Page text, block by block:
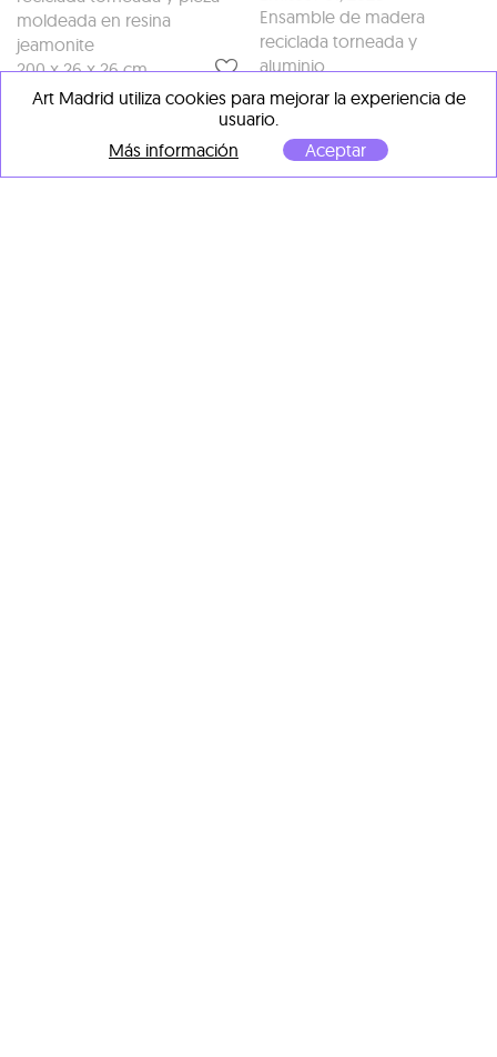
moldeada en resina
jeamonite
200 x 26 x 26 cm
Ensamble de madera
reciclada torneada y
aluminio
202 x 26 x 26 cm
Art Madrid utiliza cookies para mejorar la experiencia de
usuario.
Más información
Aceptar